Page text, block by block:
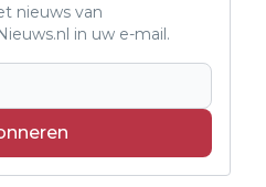
nieuws van
in uw e-mail.